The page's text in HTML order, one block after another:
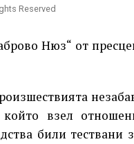
Reserved
Нюз“ от
взел
били тествани